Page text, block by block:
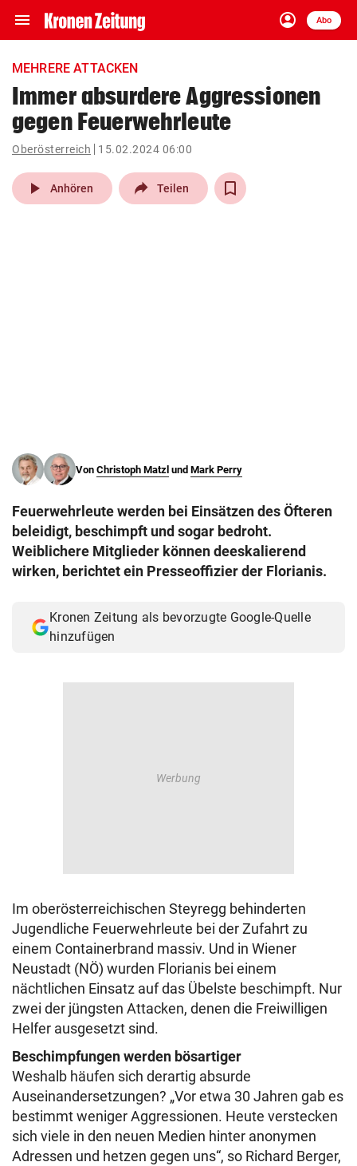
menu Navigation
ein-/ausklappen
account_circle
Anmelden
Abo
close Schließen
account_circle Anmelden
pin_drop
Wien arrow_right
MEHRERE ATTACKEN
Immer absurdere Aggressionen
gegen Feuerwehrleute
Oberösterreich 15.02.2024 06:00
play_arrow Anhören Teilen
Von Christoph Matzl und Mark Perry
Feuerwehrleute werden bei Einsätzen des Öfteren
beleidigt, beschimpft und sogar bedroht.
Weiblichere Mitglieder können deeskalierend
wirken, berichtet ein Presseoffizier der Florianis.
Kronen Zeitung als bevorzugte Google-Quelle
hinzufügen
Im oberösterreichischen Steyregg behinderten
Jugendliche Feuerwehrleute bei der Zufahrt zu
einem Containerbrand massiv. Und in Wiener
Neustadt (NÖ) wurden Florianis bei einem
nächtlichen Einsatz auf das Übelste beschimpft. Nur
zwei der jüngsten Attacken, denen die Freiwilligen
Helfer ausgesetzt sind.
Beschimpfungen werden bösartiger
Weshalb häufen sich derartig absurde
Auseinandersetzungen? „Vor etwa 30 Jahren gab es
bestimmt weniger Aggressionen. Heute verstecken
sich viele in den neuen Medien hinter anonymen
Adressen und hetzen gegen uns“, so Richard Berger,